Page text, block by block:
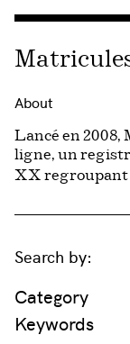
About
Lancé en 2008,
ligne, un
XX regroupant
Search by:
Category
Keywords